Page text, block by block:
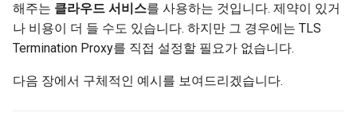
해주는 클라우드 서비스를 사용하는 것입니다. 제약이 있거
나 비용이 더 들 수도 있습니다. 하지만 그 경우에는 TLS
Termination Proxy를 직접 설정할 필요가 없습니다.
다음 장에서 구체적인 예시를 보여드리겠습니다.